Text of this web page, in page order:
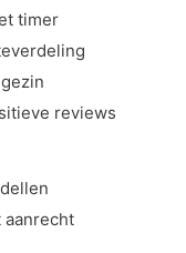
timer
reviews
aanrecht